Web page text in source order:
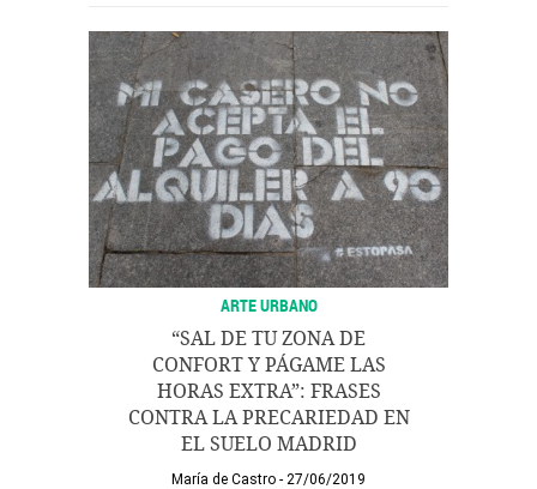
ARTE URBANO
“SAL DE TU ZONA DE
CONFORT Y PÁGAME LAS
HORAS EXTRA”: FRASES
CONTRA LA PRECARIEDAD EN
EL SUELO MADRID
María de Castro 27/06/2019